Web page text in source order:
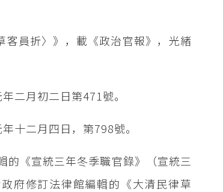
員折〉》，載《政治官報》，光緒
二月初二日第471號。
十二月四日，第798號。
的《宣統三年冬季職官錄》（宣統三
府修訂法律館編輯的《大清民律草